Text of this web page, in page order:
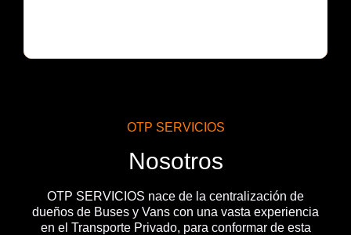
OTP SERVICIOS
Nosotros
OTP SERVICIOS nace de la centralización de
dueños de Buses y Vans con una vasta experiencia
en el Transporte Privado, para conformar de esta